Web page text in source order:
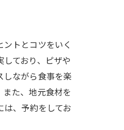
トとコツをいく
ており、ピザや
ながら食事を楽
た、地元食材を
、予約をしてお